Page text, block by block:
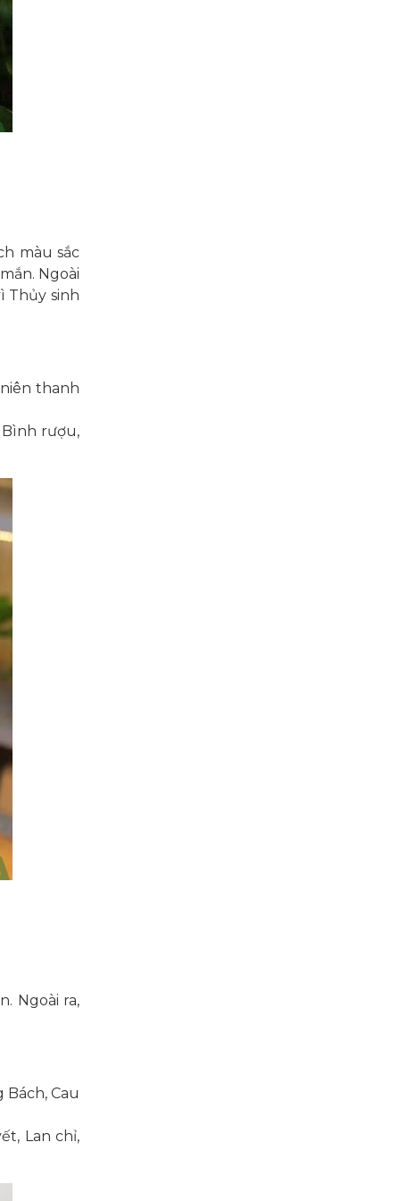
màu sắc
Ngoài
Thủy sinh
thanh
Bình rượu,
Ngoài ra,
Cau
Lan chỉ,